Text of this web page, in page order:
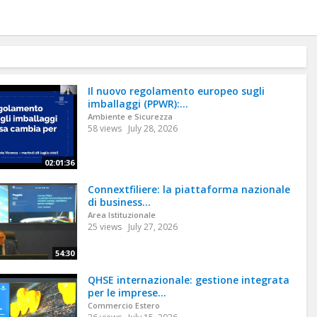
02:01:36
Il nuovo regolamento europeo sugli
imballaggi (PPWR):...
Ambiente e Sicurezza
58 views July 28, 2026
54:30
Connextfiliere: la piattaforma nazionale
di business...
Area Istituzionale
25 views July 27, 2026
QHSE internazionale: gestione integrata
per le imprese...
Commercio Estero